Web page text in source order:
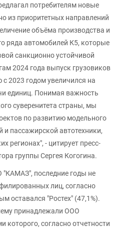
потребителям новые
из приоритетных направлений
объёма производства и
ряда автомобилей К5, которые
санкционно устойчивой
2024 года выпуск грузовиков
2023 годом увеличился на
единиц. Понимая важность
суверенитета страны, мы
по развитию модельного
и пассажирской автотехники,
регионах", - цитирует пресс-
группы Сергея Когогина.
последние годы не
лиц, согласно
оставался "Ростех" (47,1%).
принадлежали ООО
которого, согласно отчетности